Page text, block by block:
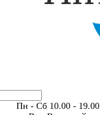
Пн - Сб 10.00 - 19.00